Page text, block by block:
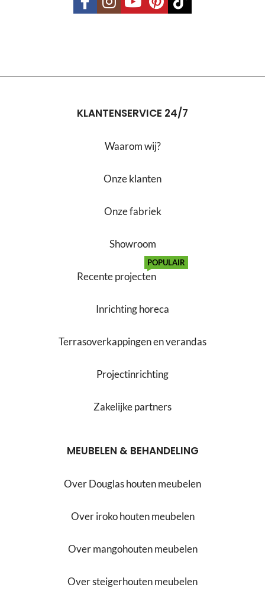
KLANTENSERVICE 24/7
Waarom wij?
Onze klanten
Onze fabriek
Showroom
Recente projecten
POPULAIR
Inrichting horeca
Terrasoverkappingen en verandas
Projectinrichting
Zakelijke partners
MEUBELEN & BEHANDELING
Over Douglas houten meubelen
Over iroko houten meubelen
Over mangohouten meubelen
Over steigerhouten meubelen